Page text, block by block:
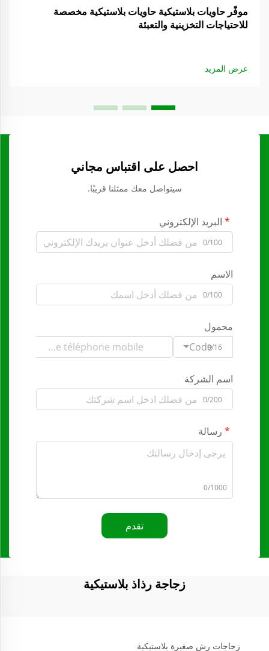
موفّر حاويات بلاستيكية حاويات بلاستيكية مخصصة
للاحتياجات التخزينية والتعبئة
عرض المزيد
احصل على اقتباس مجاني
سيتواصل معك ممثلنا قريبًا.
البريد الإلكتروني
0/100
الاسم
0/100
محمول
Code0/16
اسم الشركة
0/200
رسالة
0/1000
تقدم
زجاجة رذاذ بلاستيكية
زجاجات رش صغيرة بلاستيكية